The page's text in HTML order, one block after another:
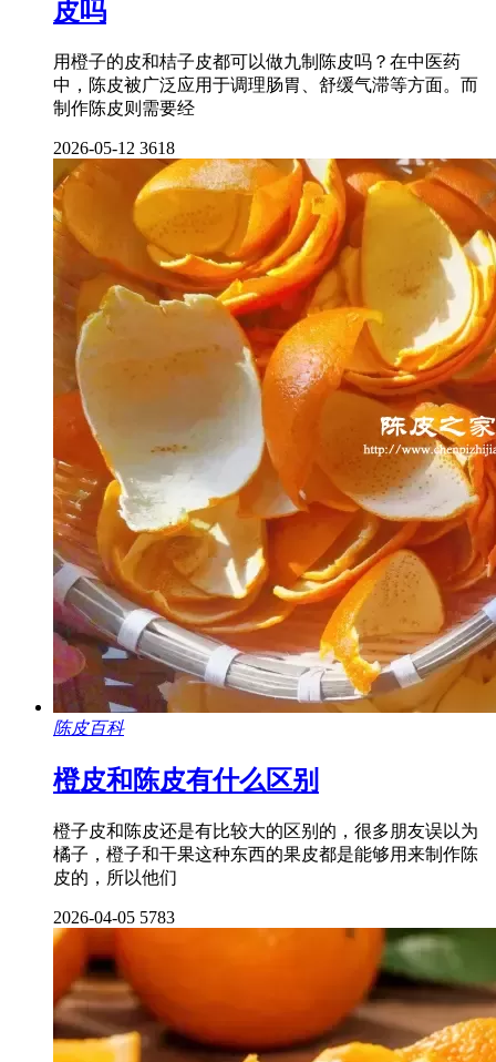
皮吗
用橙子的皮和桔子皮都可以做九制陈皮吗？在中医药
中，陈皮被广泛应用于调理肠胃、舒缓气滞等方面。而
制作陈皮则需要经
2026-05-12 3618
陈皮百科
橙皮和陈皮有什么区别
橙子皮和陈皮还是有比较大的区别的，很多朋友误以为
橘子，橙子和干果这种东西的果皮都是能够用来制作陈
皮的，所以他们
2026-04-05 5783